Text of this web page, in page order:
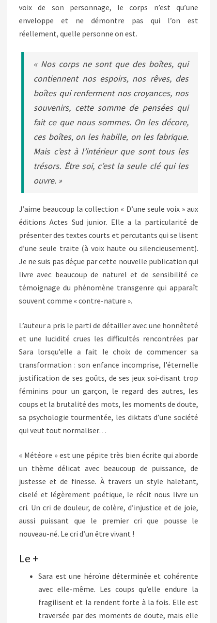
voix de son personnage, le corps n’est qu’une
enveloppe et ne démontre pas qui l’on est
réellement, quelle personne on est.
« Nos corps ne sont que des boîtes, qui
contiennent nos espoirs, nos rêves, des
boîtes qui renferment nos croyances, nos
souvenirs, cette somme de pensées qui
fait ce que nous sommes. On les décore,
ces boîtes, on les habille, on les fabrique.
Mais c’est à l’intérieur que sont tous les
trésors. Être soi, c’est la seule clé qui les
ouvre. »
J’aime beaucoup la collection « D’une seule voix » aux
éditions Actes Sud junior. Elle a la particularité de
présenter des textes courts et percutants qui se lisent
d’une seule traite (à voix haute ou silencieusement).
Je ne suis pas déçue par cette nouvelle publication qui
livre avec beaucoup de naturel et de sensibilité ce
témoignage du phénomène transgenre qui apparaît
souvent comme « contre-nature ».
L’auteur a pris le parti de détailler avec une honnêteté
et une lucidité crues les difficultés rencontrées par
Sara lorsqu’elle a fait le choix de commencer sa
transformation : son enfance incomprise, l’éternelle
justification de ses goûts, de ses jeux soi-disant trop
féminins pour un garçon, le regard des autres, les
coups et la brutalité des mots, les moments de doute,
sa psychologie tourmentée, les diktats d’une société
qui veut tout normaliser…
« Météore » est une pépite très bien écrite qui aborde
un thème délicat avec beaucoup de puissance, de
justesse et de finesse. À travers un style haletant,
ciselé et légèrement poétique, le récit nous livre un
cri. Un cri de douleur, de colère, d’injustice et de joie,
aussi puissant que le premier cri que pousse le
nouveau-né. Le cri d’un être vivant !
Le +
Sara est une héroïne déterminée et cohérente
avec elle-même. Les coups qu’elle endure la
fragilisent et la rendent forte à la fois. Elle est
traversée par des moments de doute, mais elle